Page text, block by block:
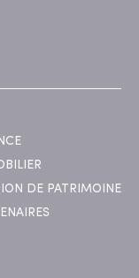
DE PATRIMOINE